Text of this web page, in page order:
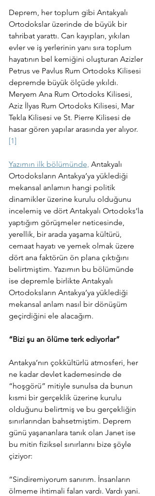
Deprem, her toplum gibi Antakyalı
Ortodokslar üzerinde de büyük bir
tahribat yarattı. Can kayıpları, yıkılan
evler ve iş yerlerinin yanı sıra toplum
hayatının bel kemiğini oluşturan Azizler
Petrus ve Pavlus Rum Ortodoks Kilisesi
depremde büyük ölçüde yıkıldı.
Meryem Ana Rum Ortodoks Kilisesi,
Aziz İlyas Rum Ortodoks Kilisesi, Mar
Tekla Kilisesi ve St. Pierre Kilisesi de
hasar gören yapılar arasında yer alıyor.
[1]
Yazımın ilk bölümünde, Antakyalı
Ortodoksların Antakya’ya yüklediği
mekansal anlamın hangi politik
dinamikler üzerine kurulu olduğunu
incelemiş ve dört Antakyalı Ortodoks’la
yaptığım görüşmeler neticesinde,
yerellik, bir arada yaşama kültürü,
cemaat hayatı ve yemek olmak üzere
dört ana faktörün ön plana çıktığını
belirtmiştim. Yazımın bu bölümünde
ise depremle birlikte Antakyalı
Ortodoksların Antakya’ya yüklediği
mekansal anlam nasıl bir dönüşüm
geçirdiğini ele alacağım.
“Bizi şu an ölüme terk ediyorlar”
Antakya’nın çokkültürlü atmosferi, her
ne kadar devlet kademesinde de
“hoşgörü” mitiyle sunulsa da bunun
kısmi bir gerçeklik üzerine kurulu
olduğunu belirtmiş ve bu gerçekliğin
sınırlarından bahsetmiştim. Deprem
günü yaşananlara tanık olan Janet ise
bu mitin fiziksel sınırlarını bize şöyle
çiziyor:
“Sindiremiyorum sanırım. İnsanların
ölmeme ihtimali falan vardı. Vardı yani.